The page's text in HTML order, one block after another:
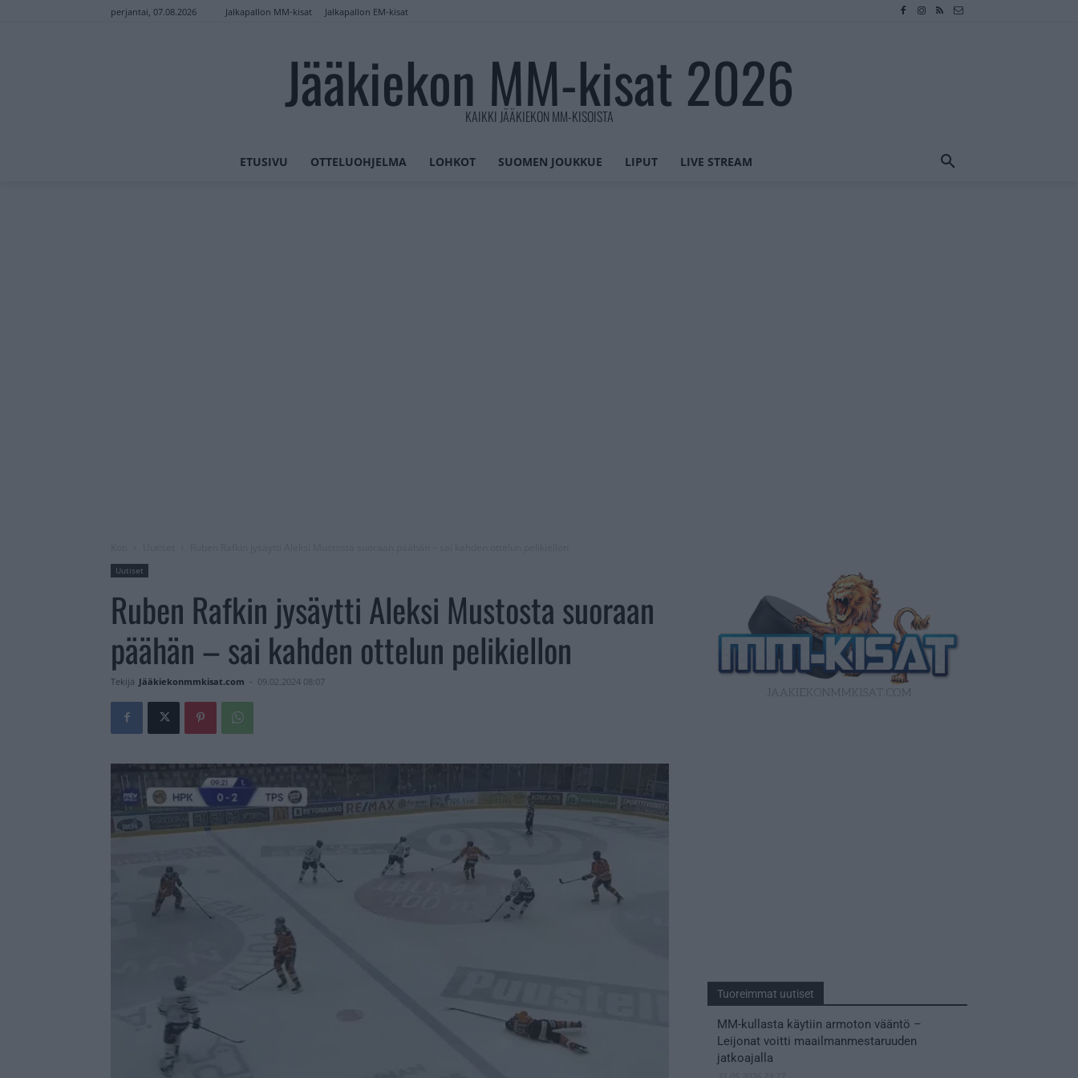
perjantai, 07.08.2026 Jalkapallon MM-kisat Jalkapallon EM-kisat
Jääkiekon MM-kisat 2026
KAIKKI JÄÄKIEKON MM-KISOISTA
ETUSIVU OTTELUOHJELMA LOHKOT SUOMEN JOUKKUE LIPUT LIVE STREAM
Uutiset
Ruben Rafkin jysäytti Aleksi Mustosta suoraan
päähän – sai kahden ottelun pelikiellon
Tekijä Jääkiekonmmkisat.com - 09.02.2024 08:07
Tuoreimmat uutiset
MM-kullasta käytiin armoton vääntö –
Leijonat voitti maailmanmestaruuden
jatkoajalla